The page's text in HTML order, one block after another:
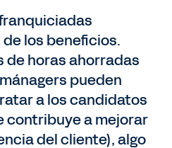
los beneficios.
de horas ahorradas
pueden
a los candidatos
contribuye a mejorar
del cliente), algo